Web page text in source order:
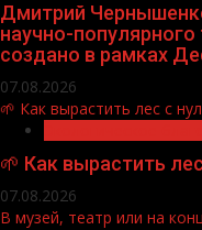
Дмитрий
научно-популярного
создано в рамках
07.08.2026
🌱 Как вырастить лес с
🌱 Как вырастить
07.08.2026
В музей, театр или на